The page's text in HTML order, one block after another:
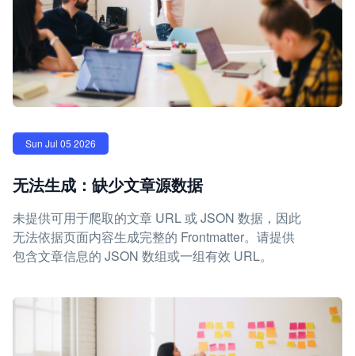
Sun Jul 05 2026
无法生成：缺少文章源数据
未提供可用于爬取的文章 URL 或 JSON 数据，因此
无法依据页面内容生成完整的 Frontmatter。请提供
包含文章信息的 JSON 数组或一组有效 URL。